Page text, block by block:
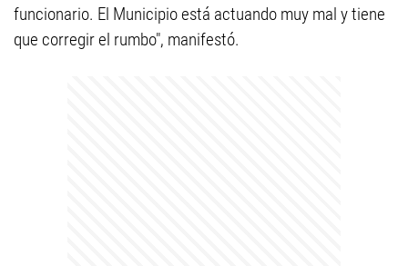
funcionario. El Municipio está actuando muy mal y tiene
que corregir el rumbo", manifestó.